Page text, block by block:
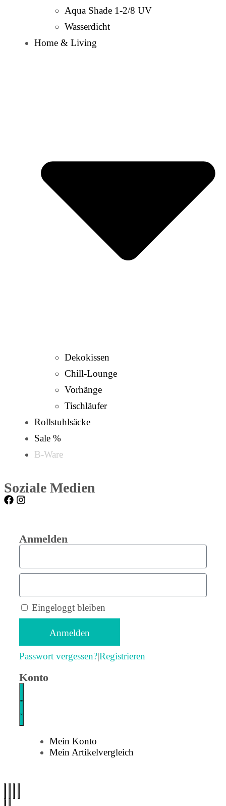
Aqua Shade 1-2/8 UV
Wasserdicht
Home & Living
Dekokissen
Chill-Lounge
Vorhänge
Tischläufer
Rollstuhlsäcke
Sale %
B-Ware
Soziale Medien
Anmelden
Eingeloggt bleiben
Anmelden
Passwort vergessen?|Registrieren
Konto
Mein Konto
Mein Artikelvergleich